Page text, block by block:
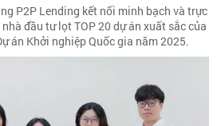
P2P Lending kết nối minh bạch và trực
đầu tư lọt TOP 20 dự án xuất sắc của
án Khởi nghiệp Quốc gia năm 2025.